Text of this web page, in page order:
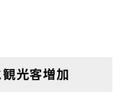
光客増加